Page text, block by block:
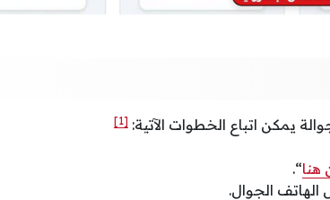
يمكن اتباع الخطوات الآتية: [1]
هنا“.
الجوال.